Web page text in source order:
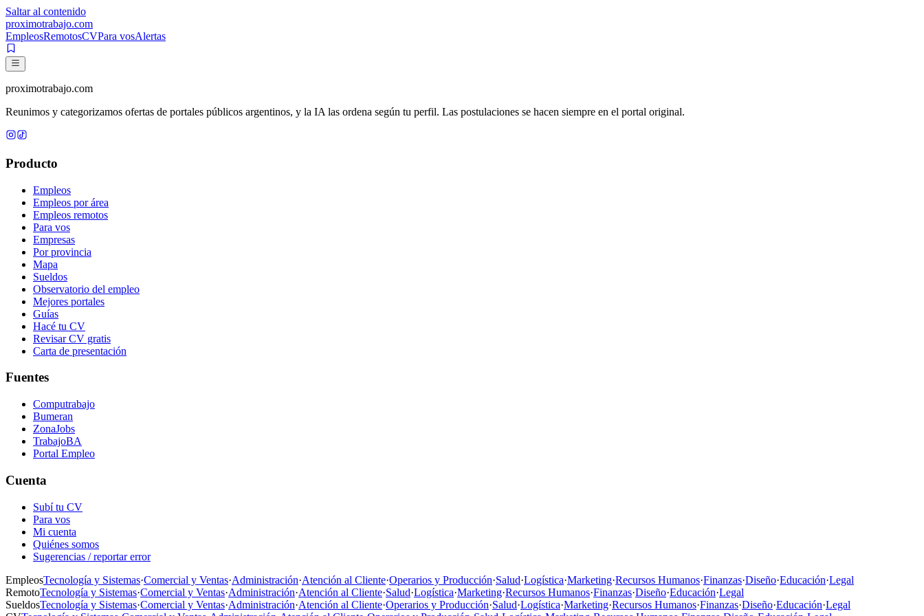
Saltar al contenido
proximotrabajo.com
EmpleosRemotosCVPara vosAlertas
proximotrabajo.com
Reunimos y categorizamos ofertas de portales públicos argentinos, y la IA las ordena según tu perfil. Las postulaciones se hacen siempre en el portal original.
Producto
Empleos
Empleos por área
Empleos remotos
Para vos
Empresas
Por provincia
Mapa
Sueldos
Observatorio del empleo
Mejores portales
Guías
Hacé tu CV
Revisar CV gratis
Carta de presentación
Fuentes
Computrabajo
Bumeran
ZonaJobs
TrabajoBA
Portal Empleo
Cuenta
Subí tu CV
Para vos
Mi cuenta
Quiénes somos
Sugerencias / reportar error
EmpleosTecnología y Sistemas·Comercial y Ventas·Administración·Atención al Cliente·Operarios y Producción·Salud·Logística·Marketing·Recursos Humanos·Finanzas·Diseño·Educación·Legal
RemotoTecnología y Sistemas·Comercial y Ventas·Administración·Atención al Cliente·Salud·Logística·Marketing·Recursos Humanos·Finanzas·Diseño·Educación·Legal
SueldosTecnología y Sistemas·Comercial y Ventas·Administración·Atención al Cliente·Operarios y Producción·Salud·Logística·Marketing·Recursos Humanos·Finanzas·Diseño·Educación·Legal